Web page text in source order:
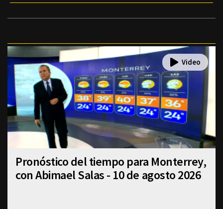
Pronóstico del tiempo para Monterrey,
con Abimael Salas - 10 de agosto 2026